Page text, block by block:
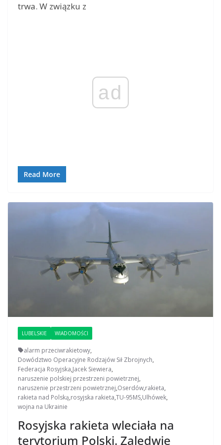
trwa. W związku z
ad
Read More
LUBELSKIE WIADOMOŚCI
alarm przeciwrakietowy,
Dowództwo Operacyjne Rodzajów Sił Zbrojnych,
Federacja Rosyjska,Jacek Siewiera,
naruszenie polskiej przestrzeni powietrznej,
naruszenie przestrzeni powietrznej,Oserdów,rakieta,
rakieta nad Polską,rosyjska rakieta,TU-95MS,Ulhówek,
wojna na Ukrainie
Rosyjska rakieta wleciała na
terytorium Polski. Zaledwie